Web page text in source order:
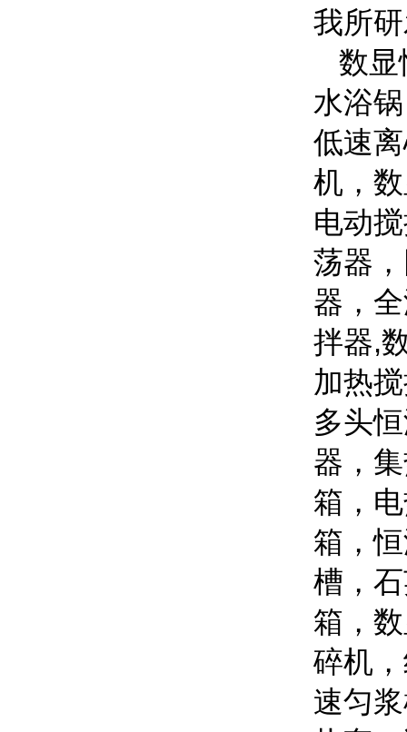
我所
数显
水浴
低速
机，
电动
荡器
器，
拌器,
加热
多头
器，
箱，
箱，
槽，
箱，
碎机
速匀